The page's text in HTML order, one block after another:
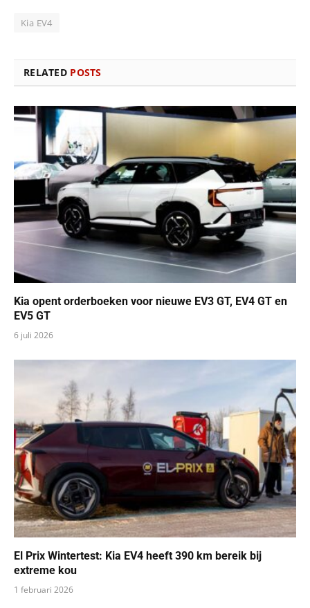
Kia EV4
RELATED POSTS
Kia opent orderboeken voor nieuwe EV3 GT, EV4 GT en
EV5 GT
6 juli 2026
El Prix Wintertest: Kia EV4 heeft 390 km bereik bij
extreme kou
1 februari 2026